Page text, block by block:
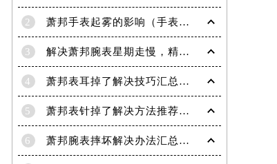
2 萧邦手表起雾的影响（手表起雾维护建议）
3 解决萧邦腕表星期走慢，精准调校秘籍在这里
4 萧邦表耳掉了解决技巧汇总（轻松修复爱表的小妙招）
5 萧邦表针掉了解决方法推荐（轻松修复你的爱表）
6 萧邦腕表摔坏解决办法汇总（专业修复与日常保养技巧）